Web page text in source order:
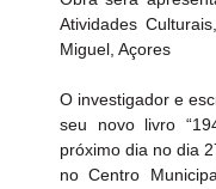
Atividades
Miguel, Açores
O investigador e
seu novo livro
próximo dia no dia
no Centro